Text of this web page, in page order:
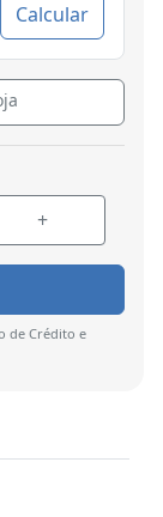
Calcular
+
de Crédito e